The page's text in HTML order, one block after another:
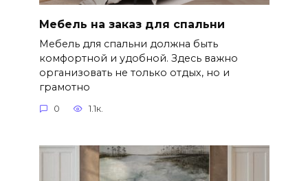
Мебель на заказ для спальни
Мебель для спальни должна быть
комфортной и удобной. Здесь важно
организовать не только отдых, но и
грамотно
0 1.1к.